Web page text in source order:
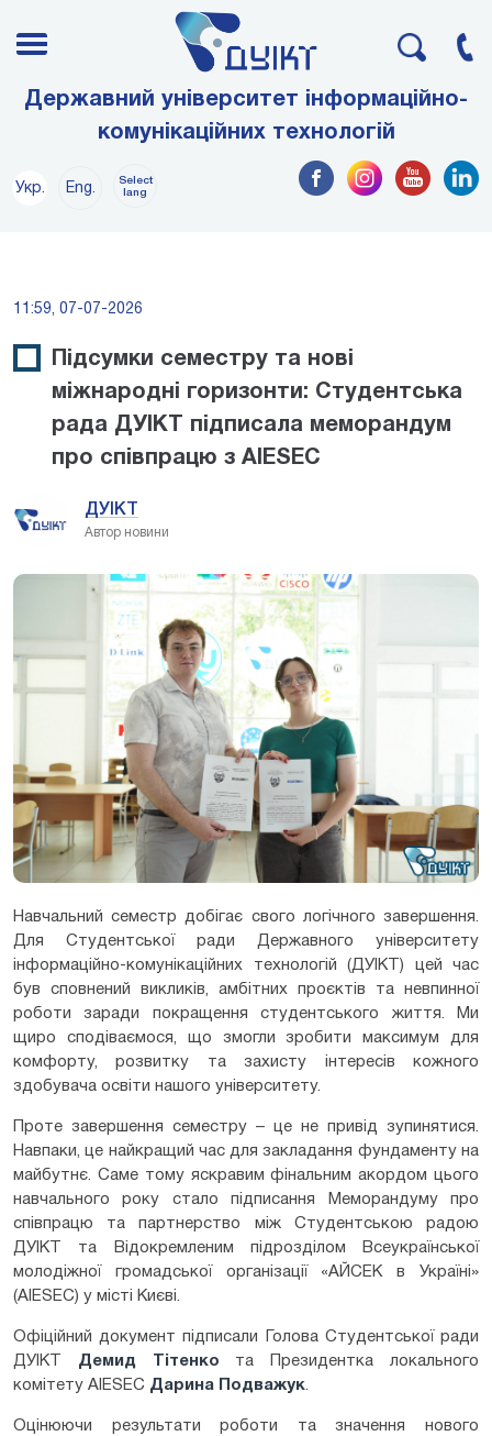
Державний університет інформаційно-
комунікаційних технологій
Укр. Eng.
Select
lang
11:59, 07-07-2026
Підсумки семестру та нові
міжнародні горизонти: Студентська
рада ДУІКТ підписала меморандум
про співпрацю з AIESEC
ДУІКТ
Автор новини
Навчальний семестр добігає свого логічного завершення.
Для Студентської ради Державного університету
інформаційно-комунікаційних технологій (ДУІКТ) цей час
був сповнений викликів, амбітних проєктів та невпинної
роботи заради покращення студентського життя. Ми
щиро сподіваємося, що змогли зробити максимум для
комфорту, розвитку та захисту інтересів кожного
здобувача освіти нашого університету.
Проте завершення семестру – це не привід зупинятися.
Навпаки, це найкращий час для закладання фундаменту на
майбутнє. Саме тому яскравим фінальним акордом цього
навчального року стало підписання Меморандуму про
співпрацю та партнерство між Студентською радою
ДУІКТ та Відокремленим підрозділом Всеукраїнської
молодіжної громадської організації «АЙСЕК в Україні»
(AIESEC) у місті Києві.
Офіційний документ підписали Голова Студентської ради
ДУІКТ Демид Тітенко та Президентка локального
комітету AIESEC Дарина Подважук.
Оцінюючи результати роботи та значення нового